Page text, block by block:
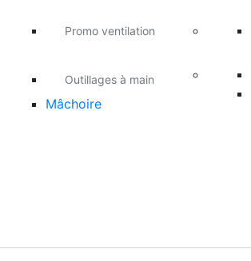
Promo ventilation
Outillages à main
Mâchoire